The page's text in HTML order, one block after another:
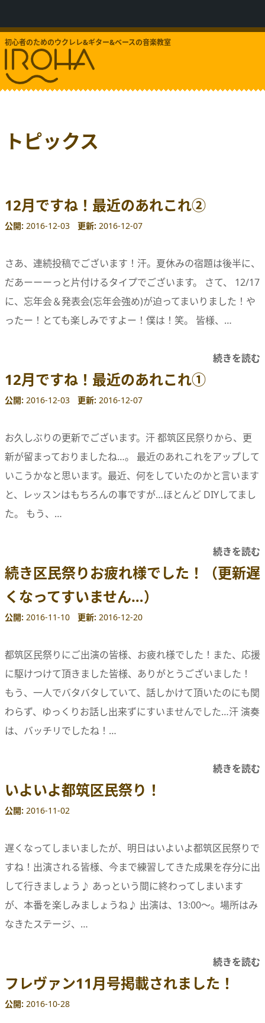
初心者のためのウクレレ&ギター&ベースの音楽教室
トピックス
12月ですね！最近のあれこれ②
公開 2016-12-03 更新 2016-12-07
さあ、連続投稿でございます！汗。夏休みの宿題は後半に、
だあーーーっと片付けるタイプでございます。 さて、 12/17
に、忘年会＆発表会(忘年会強め)が迫ってまいりました！や
ったー！とても楽しみですよー！僕は！笑。 皆様、…
続きを読む
12月ですね！最近のあれこれ①
公開 2016-12-03 更新 2016-12-07
お久しぶりの更新でございます。汗 都筑区民祭りから、更
新が留まっておりましたね…。 最近のあれこれをアップして
いこうかなと思います。最近、何をしていたのかと言います
と、レッスンはもちろんの事ですが…ほとんど DIYしてまし
た。 もう、…
続きを読む
続き区民祭りお疲れ様でした！（更新遅
くなってすいません…）
公開 2016-11-10 更新 2016-12-20
都筑区民祭りにご出演の皆様、お疲れ様でした！また、応援
に駆けつけて頂きました皆様、ありがとうございました！
もう、一人でバタバタしていて、話しかけて頂いたのにも関
わらず、ゆっくりお話し出来ずにすいませんでした…汗 演奏
は、バッチリでしたね！…
続きを読む
いよいよ都筑区民祭り！
公開 2016-11-02
遅くなってしまいましたが、明日はいよいよ都筑区民祭りで
すね！出演される皆様、今まで練習してきた成果を存分に出
して行きましょう♪ あっという間に終わってしまいます
が、本番を楽しみましょうね♪ 出演は、13:00〜。場所はみ
なきたステージ、…
続きを読む
フレヴァン11月号掲載されました！
公開 2016-10-28